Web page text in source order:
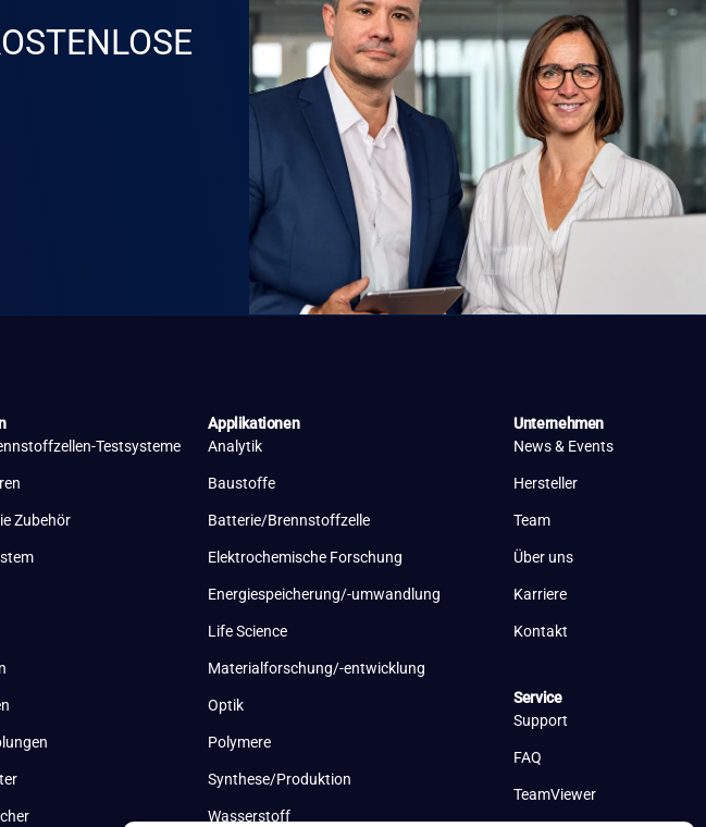
Testsysteme
Zubehör
Applikationen
Analytik
Baustoffe
Batterie/Brennstoffzelle
Elektrochemische Forschung
Energiespeicherung/-umwandlung
Life Science
Materialforschung/-entwicklung
Optik
Polymere
Synthese/Produktion
Wasserstoff
Unternehmen
News & Events
Hersteller
Team
Über uns
Karriere
Kontakt
Service
Support
FAQ
TeamViewer